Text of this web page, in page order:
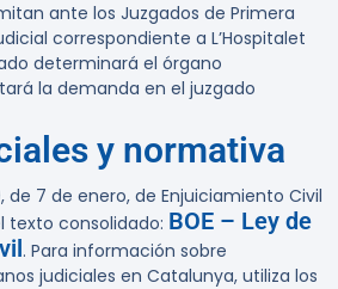
ante los Juzgados de Primera
correspondiente a L’Hospitalet
determinará el órgano
la demanda en el juzgado
y normativa
de 7 de enero, de Enjuiciamiento Civil
texto consolidado: BOE – Ley de
. Para información sobre
judiciales en Catalunya, utiliza los